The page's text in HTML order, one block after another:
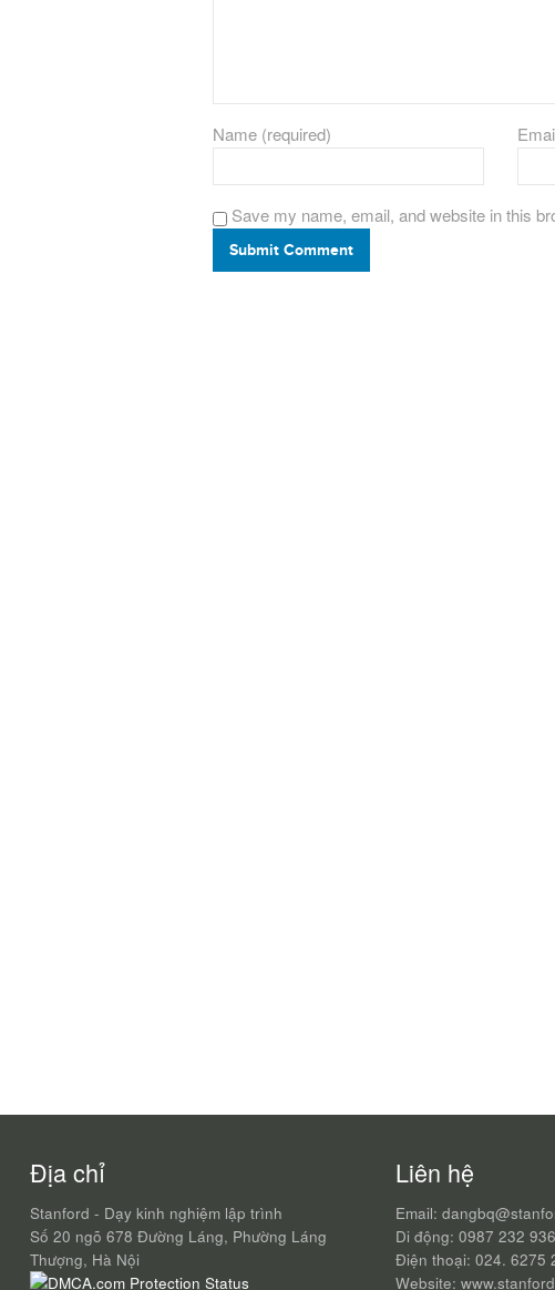
Name (required)
Save my name, email, and website in this
Submit Comment
Địa chỉ
Stanford - Dạy kinh nghiệm lập trình
Số 20 ngõ 678 Đường Láng, Phường Láng
Thượng, Hà Nội
Liên hệ
Email:
Di động: 0987 232 936
Điện thoại: 024. 6275
Website: